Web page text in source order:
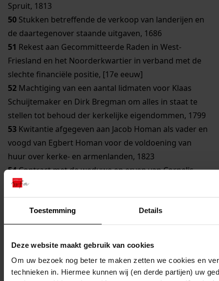
Toestemming Details
Deze website maakt gebruik van cookies
Om uw bezoek nog beter te maken zetten we cookies en
technieken in. Hiermee kunnen wij (en derde partijen) uw
Spruit, 1813
50 Stukken betreffende de verkoop van landerijen en
de daartegenover staande uitgaven, 1686
51 Rekest aan Gecommitteerde Raden in West-
Friesland en het Noorderkwartier in verband met de
slechte financiële positie, [17e eeuw]
52 Machtiging van een aantal lidmaten voor Klaas
Schuijtemaker en Dirk Bregman om alles in staat te
stellen tot behoud der kerkelijke eigendommen, 1799
53 Kwitantie afgegeven aan Jacob Homan als vader en
voogd van Egbert Homan voor de voldoening van
huur over kerke- en armenlanden, 1823
54Contract met de weduwe en erven van Cornelis
Bouwman, waarbij zij toestemming krijgen het door
hen in 1823 op kerkegrond gebouwde huis te laten
staan en het daarbij behorende erf te gebruiken, 1848
55Gunstige beschikking van Gecommitteerde Raden
van een erfpacht, 1685
56Transportacte van een obligatie door Jacobus